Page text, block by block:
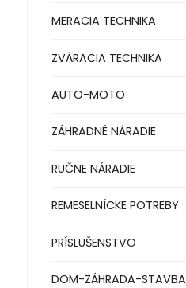
MERACIA TECHNIKA
ZVÁRACIA TECHNIKA
AUTO-MOTO
ZÁHRADNÉ NÁRADIE
RUČNE NÁRADIE
REMESELNÍCKE POTREBY
PRÍSLUŠENSTVO
DOM-ZÁHRADA-STAVBA